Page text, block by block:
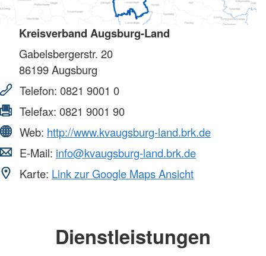
Kreisverband Augsburg-Land
Gabelsbergerstr. 20
86199Augsburg
Telefon: 0821 9001 0
Telefax: 0821 9001 90
Web: http://www.kvaugsburg-land.brk.de
E-Mail: info@kvaugsburg-land.brk.de
Karte: Link zur Google Maps Ansicht
Dienstleistungen